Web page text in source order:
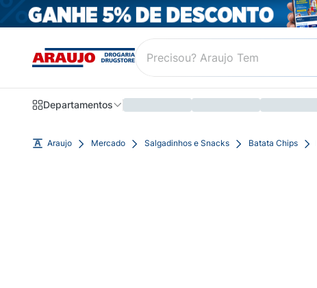
Departamentos
Araujo Mercado Salgadinhos e Snacks Batata Chips